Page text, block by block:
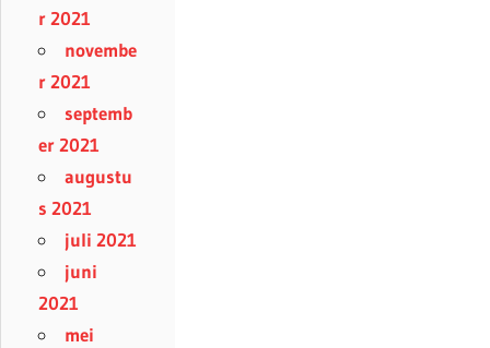
r 2021
novembe
r 2021
septemb
er 2021
augustu
s 2021
juli 2021
juni
2021
mei